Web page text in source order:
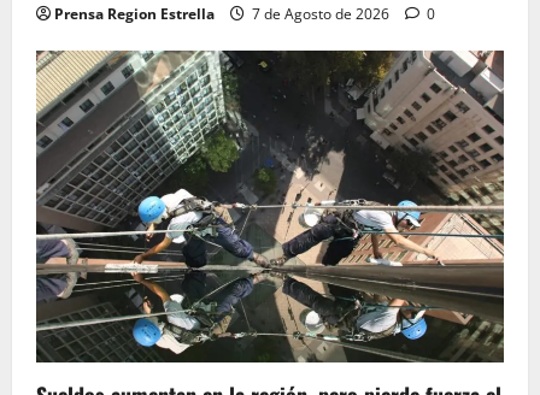
Prensa Region Estrella 7 de Agosto de 2026 0